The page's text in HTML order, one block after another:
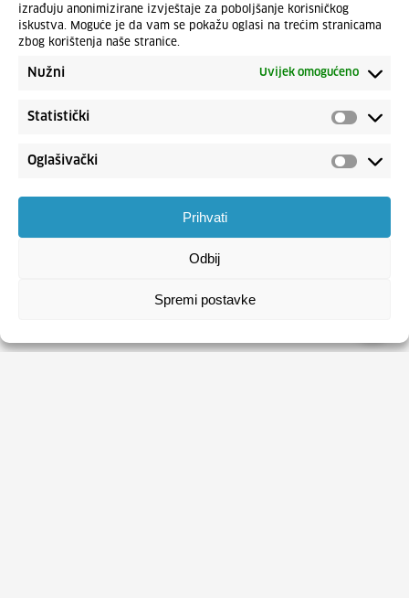
izrađuju anonimizirane izvještaje za poboljšanje korisničkog
iskustva. Moguće je da vam se pokažu oglasi na trećim stranicama
zbog korištenja naše stranice.
Nužni Uvijek omogućeno
Statistički
Oglašivački
Prihvati
Odbij
Spremi postavke